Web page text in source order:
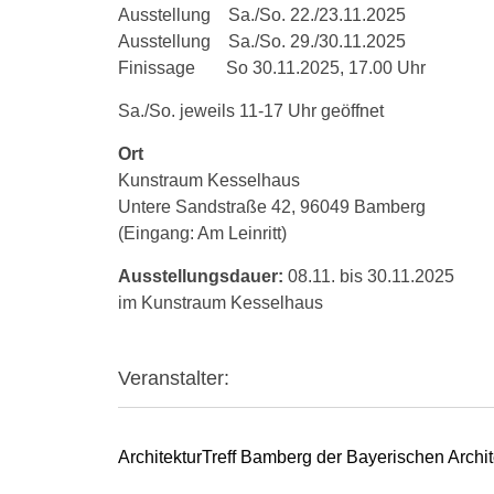
Ausstellung Sa./So. 22./23.11.2025
Ausstellung Sa./So. 29./30.11.2025
Finissage So 30.11.2025, 17.00 Uhr
Sa./So. jeweils 11-17 Uhr geöffnet
Ort
Kunstraum Kesselhaus
Untere Sandstraße 42, 96049 Bamberg
(Eingang: Am Leinritt)
Ausstellungsdauer: 08.11. bis 30.11.2025
im Kunstraum Kesselhaus
Veranstalter:
ArchitekturTreff Bamberg der Bayerischen